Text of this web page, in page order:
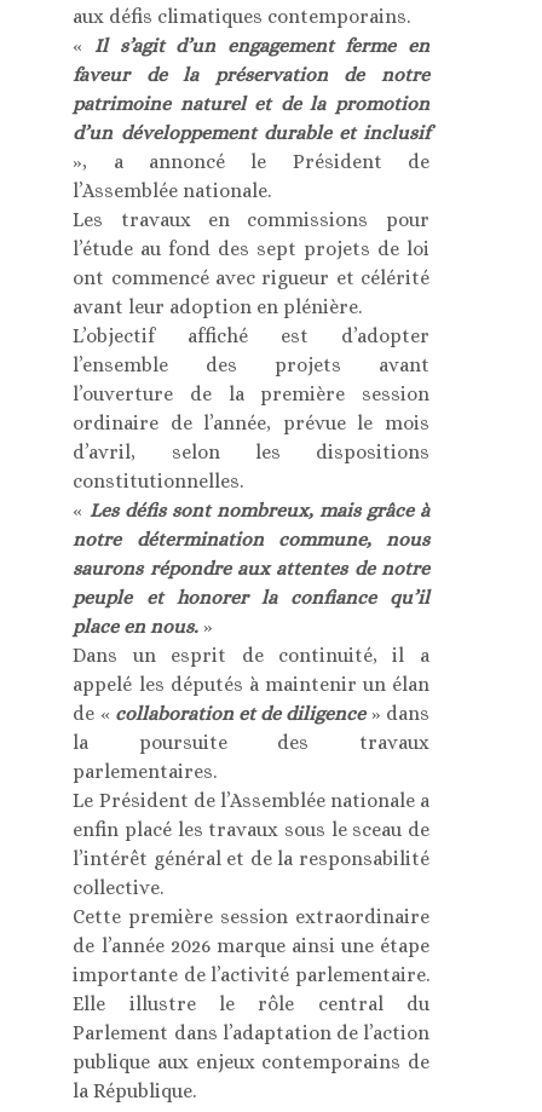
aux défis climatiques contemporains.
« Il s’agit d’un engagement ferme en
faveur de la préservation de notre
patrimoine naturel et de la promotion
d’un développement durable et inclusif
», a annoncé le Président de
l’Assemblée nationale.
Les travaux en commissions pour
l’étude au fond des sept projets de loi
ont commencé avec rigueur et célérité
avant leur adoption en plénière.
L’objectif affiché est d’adopter
l’ensemble des projets avant
l’ouverture de la première session
ordinaire de l’année, prévue le mois
d’avril, selon les dispositions
constitutionnelles.
« Les défis sont nombreux, mais grâce à
notre détermination commune, nous
saurons répondre aux attentes de notre
peuple et honorer la confiance qu’il
place en nous. »
Dans un esprit de continuité, il a
appelé les députés à maintenir un élan
de « collaboration et de diligence» dans
la poursuite des travaux
parlementaires.
Le Président de l’Assemblée nationale a
enfin placé les travaux sous le sceau de
l’intérêt général et de la responsabilité
collective.
Cette première session extraordinaire
de l’année 2026 marque ainsi une étape
importante de l’activité parlementaire.
Elle illustre le rôle central du
Parlement dans l’adaptation de l’action
publique aux enjeux contemporains de
la République.